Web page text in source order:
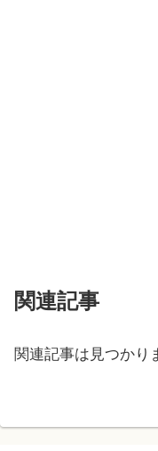
関連記事
関連記事は見つかり